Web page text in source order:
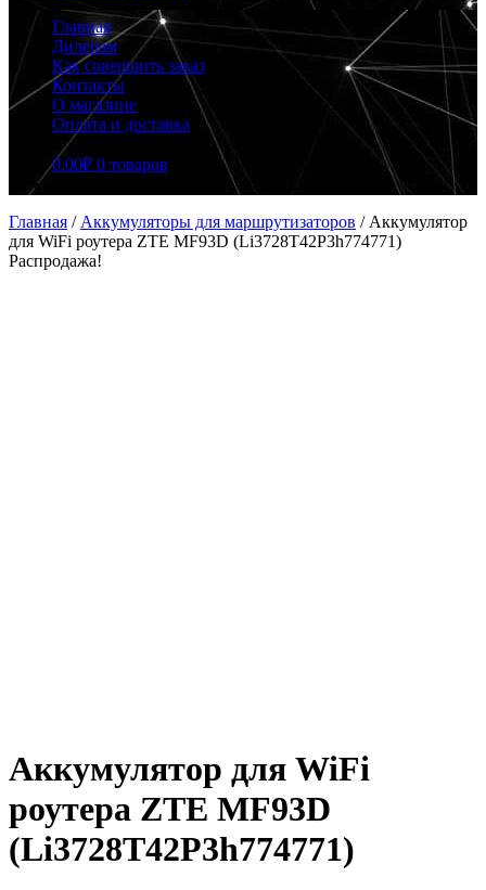
Главная
Дилерам
Как совершить заказ
Контакты
О магазине
Оплата и доставка
0.00₽ 0 товаров
Главная / Аккумуляторы для маршрутизаторов / Аккумулятор
для WiFi роутера ZTE MF93D (Li3728T42P3h774771)
Распродажа!
Аккумулятор для WiFi
роутера ZTE MF93D
(Li3728T42P3h774771)